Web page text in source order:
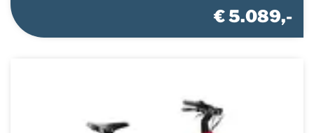
€ 5.089,-